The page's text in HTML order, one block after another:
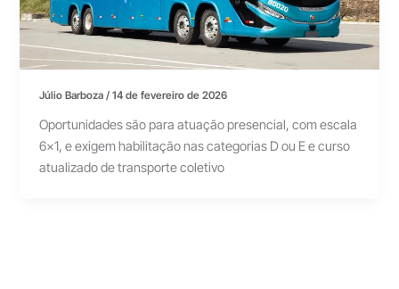
Júlio Barboza/14 de fevereiro de 2026
Oportunidades são para atuação presencial, com escala
6×1, e exigem habilitação nas categorias D ou E e curso
atualizado de transporte coletivo